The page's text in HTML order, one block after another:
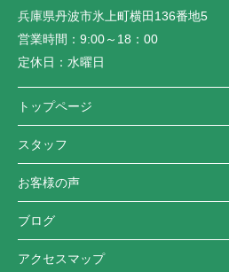
兵庫県丹波市氷上町横田136番地5
営業時間： 9:00～18：00
定休日： 水曜日
トップページ
スタッフ
お客様の声
ブログ
アクセスマップ